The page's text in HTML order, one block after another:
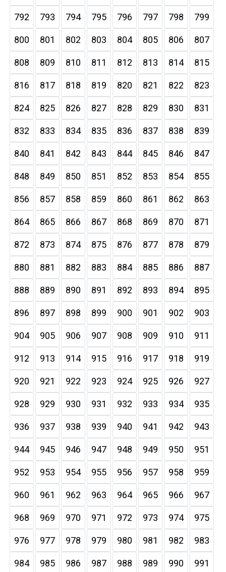
792 793 794 795 796 797 798 799
800 801 802 803 804 805 806 807
808 809 810 811 812 813 814 815
816 817 818 819 820 821 822 823
824 825 826 827 828 829 830 831
832 833 834 835 836 837 838 839
840 841 842 843 844 845 846 847
848 849 850 851 852 853 854 855
856 857 858 859 860 861 862 863
864 865 866 867 868 869 870 871
872 873 874 875 876 877 878 879
880 881 882 883 884 885 886 887
888 889 890 891 892 893 894 895
896 897 898 899 900 901 902 903
904 905 906 907 908 909 910 911
912 913 914 915 916 917 918 919
920 921 922 923 924 925 926 927
928 929 930 931 932 933 934 935
936 937 938 939 940 941 942 943
944 945 946 947 948 949 950 951
952 953 954 955 956 957 958 959
960 961 962 963 964 965 966 967
968 969 970 971 972 973 974 975
976 977 978 979 980 981 982 983
984 985 986 987 988 989 990 991